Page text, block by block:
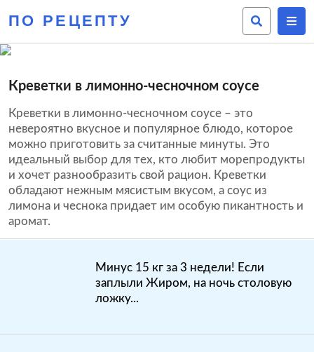
ПО РЕЦЕПТУ
Креветки в лимонно-чесночном соусе
Креветки в лимонно-чесночном соусе – это
невероятно вкусное и популярное блюдо, которое
можно приготовить за считанные минуты. Это
идеальный выбор для тех, кто любит морепродукты
и хочет разнообразить свой рацион. Креветки
обладают нежным мясистым вкусом, а соус из
лимона и чеснока придает им особую пикантность и
аромат.
Минус 15 кг за 3 недели! Если
заплыли Жиром, на ночь столовую
ложку...